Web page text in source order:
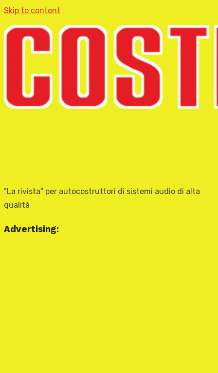
Skip to content
"La rivista" per autocostruttori di sistemi audio di alta
qualità
Advertising: